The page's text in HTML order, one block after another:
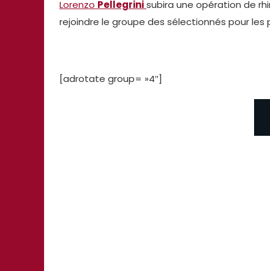
Lorenzo Pellegrinisubira une opération de
rejoindre le groupe des sélectionnés pour
[adrotate group= »4″]